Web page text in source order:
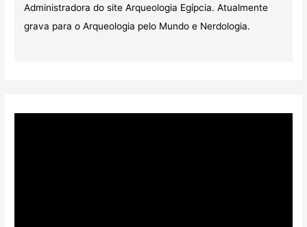
Administradora do site Arqueologia Egípcia. Atualmente
grava para o Arqueologia pelo Mundo e Nerdologia.